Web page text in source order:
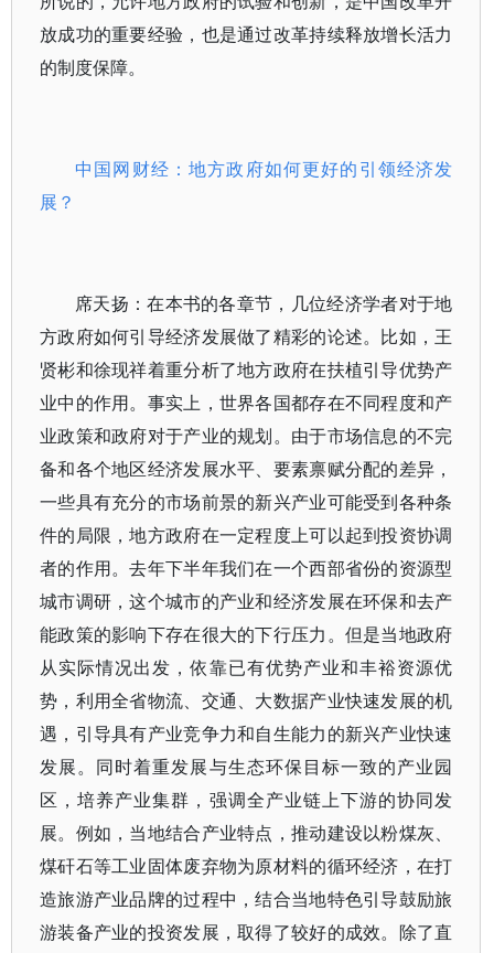
放成功的重要经验，也是通过改革持续释放增长活力
的制度保障。
中国网财经：地方政府如何更好的引领经济发
展？
席天扬：在本书的各章节，几位经济学者对于地
方政府如何引导经济发展做了精彩的论述。比如，王
贤彬和徐现祥着重分析了地方政府在扶植引导优势产
业中的作用。事实上，世界各国都存在不同程度和产
业政策和政府对于产业的规划。由于市场信息的不完
备和各个地区经济发展水平、要素禀赋分配的差异，
一些具有充分的市场前景的新兴产业可能受到各种条
件的局限，地方政府在一定程度上可以起到投资协调
者的作用。去年下半年我们在一个西部省份的资源型
城市调研，这个城市的产业和经济发展在环保和去产
能政策的影响下存在很大的下行压力。但是当地政府
从实际情况出发，依靠已有优势产业和丰裕资源优
势，利用全省物流、交通、大数据产业快速发展的机
遇，引导具有产业竞争力和自生能力的新兴产业快速
发展。同时着重发展与生态环保目标一致的产业园
区，培养产业集群，强调全产业链上下游的协同发
展。例如，当地结合产业特点，推动建设以粉煤灰、
煤矸石等工业固体废弃物为原材料的循环经济，在打
造旅游产业品牌的过程中，结合当地特色引导鼓励旅
游装备产业的投资发展，取得了较好的成效。除了直